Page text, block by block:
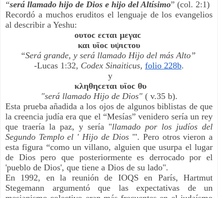
“será llamado hijo de Dios e hijo del Altísimo” (col. 2:1)
Recordó a muchos eruditos el lenguaje de los evangelios
al describir a Yeshu:
ουτοϲ εϲται μεγαϲ
και υϊοϲ υψιϲτου
“Será grande, y será llamado Hijo del más Alto”
-Lucas 1:32, Codex Sinaiticus, folio 228b.
y
κληθηϲεται υϊοϲ θυ
"será llamado Hijo de Dios" ( v.35 b).
Esta prueba añadida a los ojos de algunos biblistas de que
la creencia judía era que el “Mesías” venidero sería un rey
que traería la paz, y sería "llamado por los judíos del
Segundo Templo el ' Hijo de Dios '". Pero otros vieron a
esta figura “como un villano, alguien que usurpa el lugar
de Dios pero que posteriormente es derrocado por el
'pueblo de Dios', que tiene a Dios de su lado".
En 1992, en la reunión de IOQS en París, Hartmut
Stegemann argumentó que las expectativas de un